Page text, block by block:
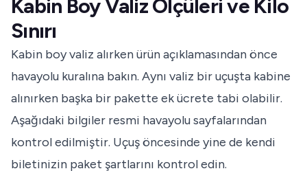
Kabin Boy Valiz Ölçüleri ve Kilo
Sınırı
Kabin boy valiz alırken ürün açıklamasından önce
havayolu kuralına bakın. Aynı valiz bir uçuşta kabine
alınırken başka bir pakette ek ücrete tabi olabilir.
Aşağıdaki bilgiler resmi havayolu sayfalarından
kontrol edilmiştir. Uçuş öncesinde yine de kendi
biletinizin paket şartlarını kontrol edin.